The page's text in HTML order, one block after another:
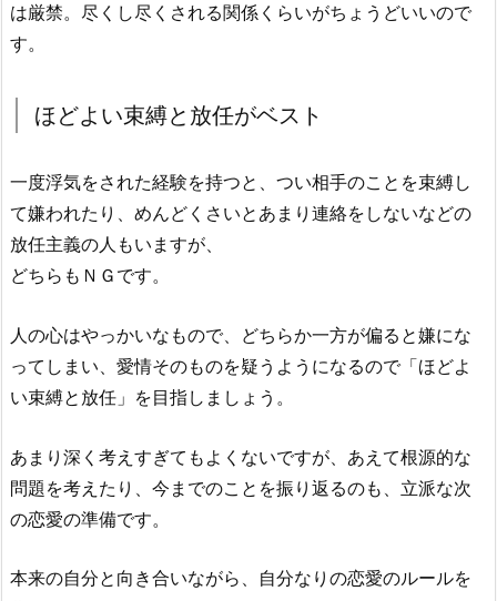
は厳禁。尽くし尽くされる関係くらいがちょうどいいので
す。
ほどよい束縛と放任がベスト
一度浮気をされた経験を持つと、つい相手のことを束縛し
て嫌われたり、めんどくさいとあまり連絡をしないなどの
放任主義の人もいますが、
どちらもＮＧです。
人の心はやっかいなもので、どちらか一方が偏ると嫌にな
ってしまい、愛情そのものを疑うようになるので「ほどよ
い束縛と放任」を目指しましょう。
あまり深く考えすぎてもよくないですが、あえて根源的な
問題を考えたり、今までのことを振り返るのも、立派な次
の恋愛の準備です。
本来の自分と向き合いながら、自分なりの恋愛のルールを